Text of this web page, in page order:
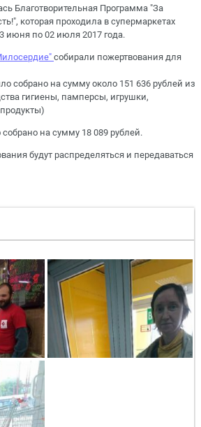
Благотворительная Программа "За
которая проходила в супермаркетах
июня по 02 июля 2017 года.
собирали пожертвования для
собрано на сумму около 151 636 рублей из
гигиены, памперсы, игрушки,
на сумму 18 089 рублей.
будут распределяться и передаваться